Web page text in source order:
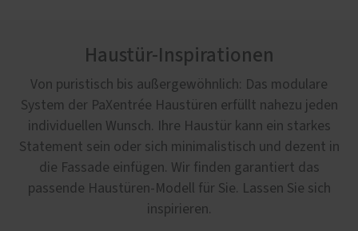
Haustür-Inspirationen
Von puristisch bis außergewöhnlich: Das modulare
System der PaXentrée Haustüren erfüllt nahezu jeden
individuellen Wunsch. Ihre Haustür kann ein starkes
Statement sein oder sich minimalistisch und dezent in
die Fassade einfügen. Wir finden garantiert das
passende Haustüren-Modell für Sie. Lassen Sie sich
inspirieren.